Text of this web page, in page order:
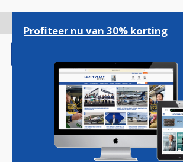
gaan
Magazine Podcasts
Profiteer nu van 30% korting